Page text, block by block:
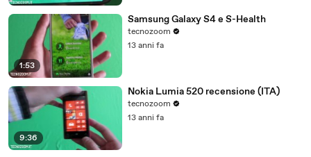
1:53
Samsung Galaxy S4 e S-Health
tecnozoom
13 anni fa
9:36
Nokia Lumia 520 recensione (ITA)
tecnozoom
13 anni fa